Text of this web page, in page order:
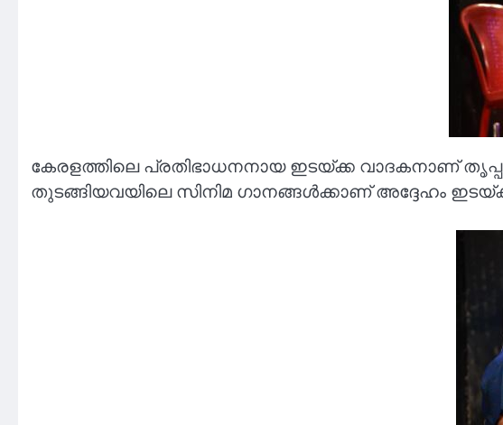
കേരളത്തിലെ പ്രതിഭാധനനായ ഇടയ്ക്ക വാദകനാണ്
തുടങ്ങിയവയിലെ സിനിമ ഗാനങ്ങൾക്കാണ് അദ്ദേഹം